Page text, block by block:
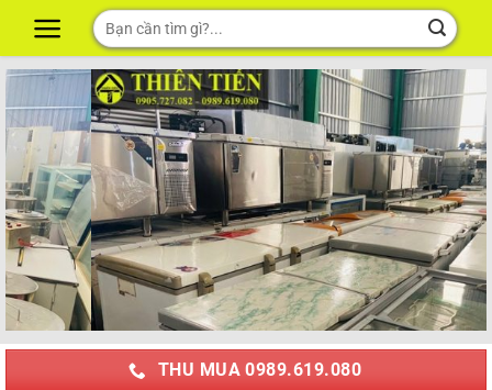
content
Tìm
kiếm:
THU MUA 0989.619.080